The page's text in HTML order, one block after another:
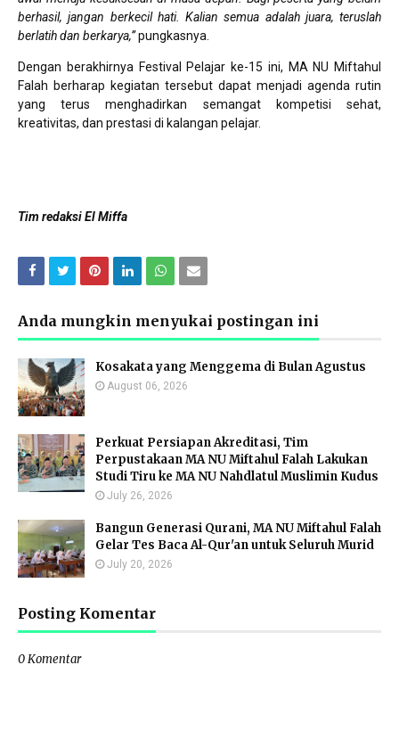
berhasil, jangan berkecil hati. Kalian semua adalah juara, teruslah
berlatih dan berkarya,”pungkasnya.
Dengan berakhirnya Festival Pelajar ke-15 ini, MA NU Miftahul
Falah berharap kegiatan tersebut dapat menjadi agenda rutin
yang terus menghadirkan semangat kompetisi sehat,
kreativitas, dan prestasi di kalangan pelajar.
Tim redaksi El Miffa
Anda mungkin menyukai postingan ini
Kosakata yang Menggema di Bulan Agustus
August 06, 2026
Perkuat Persiapan Akreditasi, Tim
Perpustakaan MA NU Miftahul Falah Lakukan
Studi Tiru ke MA NU Nahdlatul Muslimin Kudus
July 26, 2026
Bangun Generasi Qurani, MA NU Miftahul Falah
Gelar Tes Baca Al-Qur'an untuk Seluruh Murid
July 20, 2026
Posting Komentar
0 Komentar